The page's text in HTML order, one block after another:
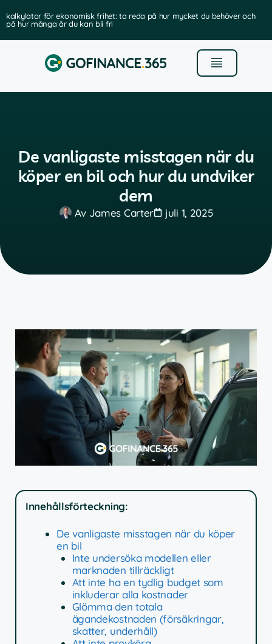
kalkylator för ekonomisk frihet: ta reda på hur mycket du behöver och
på hur många år du kan bli fri
De vanligaste misstagen när du
köper en bil och hur du undviker
dem
AvJames Carter juli 1, 2025
Innehållsförteckning:
De vanligaste misstagen när du köper
en bil
Inte undersöka modellen eller
marknaden tillräckligt
Att inte ha en tydlig budget som
inkluderar alla kostnader
Glömma den totala
ägandekostnaden (försäkringar,
skatter, underhåll)